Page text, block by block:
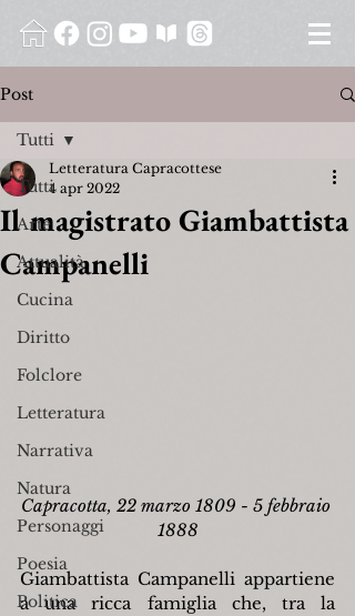
Post
Tutti
Arte
Attualità
Cucina
Diritto
Folclore
Letteratura
Narrativa
Natura
Personaggi
Poesia
Politica
Tutti
Il magistrato Giambattista
Campanelli
Letteratura Capracottese
4 apr 2022
Capracotta, 22 marzo 1809 - 5 febbraio
1888
Giambattista Campanelli appartiene
a una ricca famiglia che, tra la